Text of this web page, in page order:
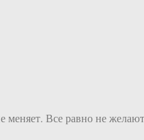
меняет. Все равно не